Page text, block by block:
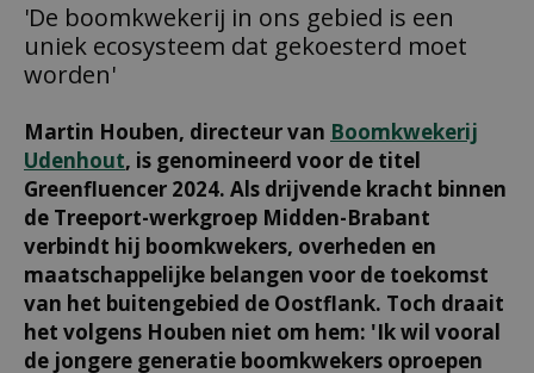
'De boomkwekerij in ons gebied is een
uniek ecosysteem dat gekoesterd moet
worden'
Martin Houben, directeur van Boomkwekerij
Udenhout, is genomineerd voor de titel
Greenfluencer 2024. Als drijvende kracht binnen
de Treeport-werkgroep Midden-Brabant
verbindt hij boomkwekers, overheden en
maatschappelijke belangen voor de toekomst
van het buitengebied de Oostflank. Toch draait
het volgens Houben niet om hem: 'Ik wil vooral
de jongere generatie boomkwekers oproepen